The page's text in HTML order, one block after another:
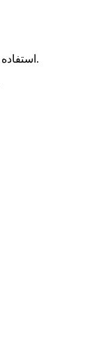
استفاده از مطالب سایت با ذکر منبع بلامانع می‌باشد.